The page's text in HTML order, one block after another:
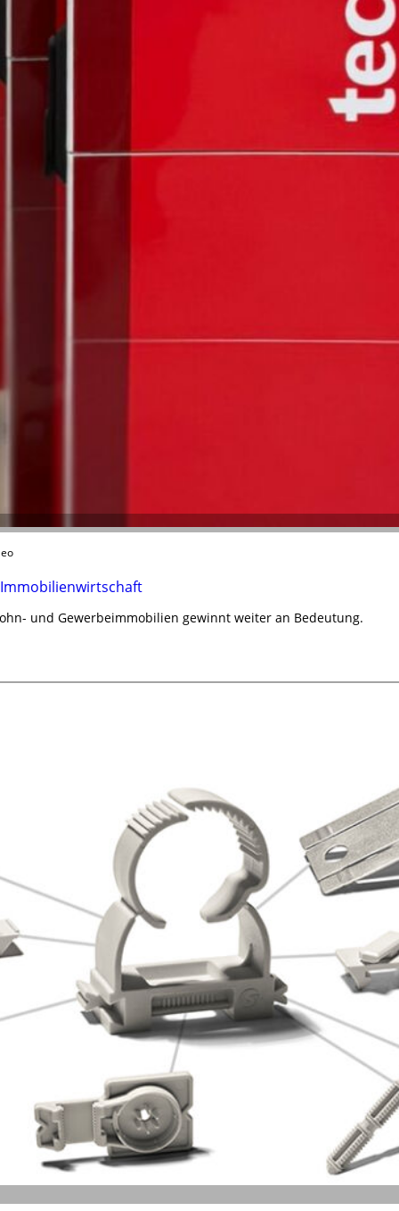
und Gewerbeimmobilien gewinnt weiter an Bedeutung.